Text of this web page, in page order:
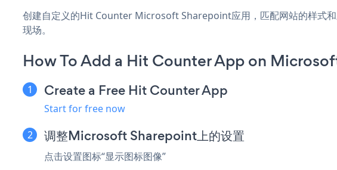
创建自定义的Hit Counter Microsoft Sharepoint应用，匹配网站的样式
现场。
How To Add a Hit Counter App on
Create a Free Hit Counter App
Start for free now
调整Microsoft Sharepoint上的设置
点击设置图标“显示图标图像”